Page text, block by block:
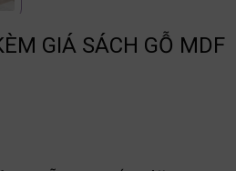
GIÁ SÁCH GỖ MDF